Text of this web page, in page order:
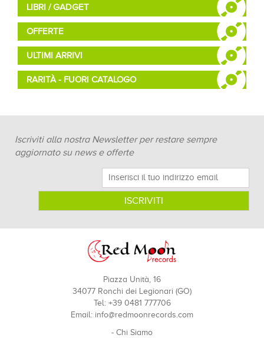
LIBRI / GADGET
OFFERTE
ULTIMI ARRIVI
RARITÀ - FUORI CATALOGO
Iscriviti alla nostra Newsletter per restare sempre
aggiornato su news e offerte
Piazza Unità, 16
34077 Ronchi dei Legionari (GO)
Tel: +39 0481 777706
Email: info@redmoonrecords.com
- Chi Siamo